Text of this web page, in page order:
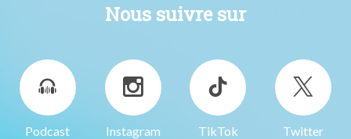
Nous suivre sur
Podcast Instagram TikTok Twitter